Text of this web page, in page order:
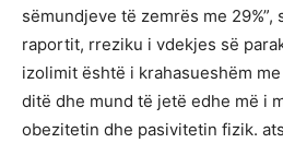
sëmundjeve të zemrës me 29%”,
raportit, rreziku i vdekjes së
izolimit është i krahasueshëm
ditë dhe mund të jetë edhe më i
obezitetin dhe pasivitetin fizik.